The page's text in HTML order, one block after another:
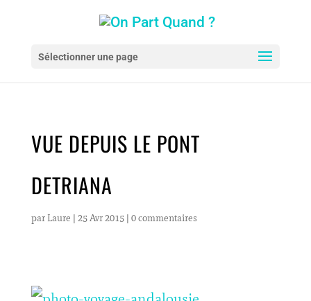
Sélectionner une page
VUE DEPUIS LE PONT
DETRIANA
par Laure | 25 Avr 2015| 0 commentaires